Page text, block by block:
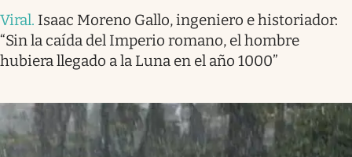
Viral. Isaac Moreno Gallo, ingeniero e historiador:
“Sin la caída del Imperio romano, el hombre
hubiera llegado a la Luna en el año 1000”